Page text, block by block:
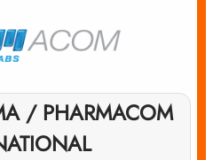
/ PHARMACOM